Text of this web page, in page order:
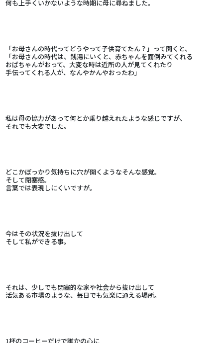
何も上手くいかないような時期に母に尋ねました。
「お母さんの時代ってどうやって子供育てたん？」って聞くと、
「お母さんの時代は、銭湯にいくと、赤ちゃんを面倒みてくれる
おばちゃんがおって、大変な時は近所の人が見てくれたり
手伝ってくれる人が、なんやかんやおったわ」
私は母の協力があって何とか乗り越えれたような感じですが、
それでも大変でした。
どこかぽっかり気持ちに穴が開くようなそんな感覚。
そして閉塞感。
言葉では表現しにくいですが。
今はその状況を抜け出して
そして私ができる事。
それは、少しでも閉塞的な家や社会から抜け出して
活気ある市場のような、毎日でも気楽に通える場所。
1杯のコーヒーだけで誰かの心に